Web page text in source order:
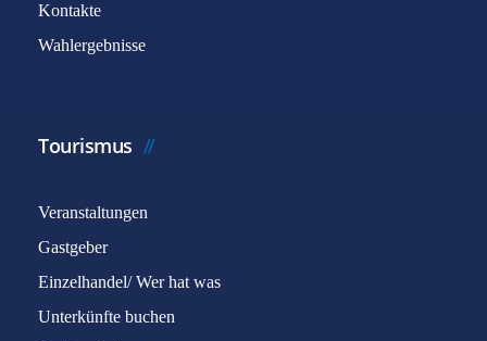
Kontakte
Wahlergebnisse
Tourismus
Veranstaltungen
Gastgeber
Einzelhandel/ Wer hat was
Unterkünfte buchen